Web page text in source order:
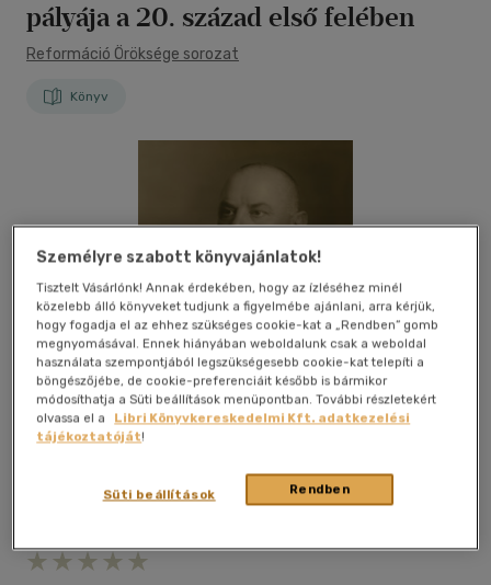
pályája a 20. század első felében
Reformáció Öröksége sorozat
Könyv
Személyre szabott könyvajánlatok!
Tisztelt Vásárlónk! Annak érdekében, hogy az ízléséhez minél
közelebb álló könyveket tudjunk a figyelmébe ajánlani, arra kérjük,
hogy fogadja el az ehhez szükséges cookie-kat a „Rendben” gomb
megnyomásával. Ennek hiányában weboldalunk csak a weboldal
használata szempontjából legszükségesebb cookie-kat telepíti a
böngészőjébe, de cookie-preferenciáit később is bármikor
módosíthatja a Süti beállítások menüpontban. További részletekért
olvassa el a
Libri Könyvkereskedelmi Kft. adatkezelési
tájékoztatóját!
Rendben
Süti beállítások